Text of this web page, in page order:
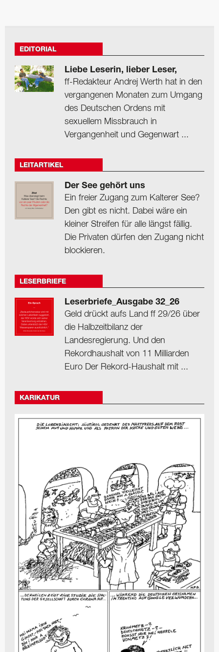
EDITORIAL
Liebe Leserin, lieber Leser,
ff-Redakteur Andrej Werth hat in den
vergangenen Monaten zum Umgang
des Deutschen Ordens mit
sexuellem Missbrauch in
Vergangenheit und Gegenwart ...
LEITARTIKEL
Der See gehört uns
Ein freier Zugang zum Kalterer See?
Den gibt es nicht. Dabei wäre ein
kleiner Streifen für alle längst fällig.
Die Privaten dürfen den Zugang nicht
blockieren.
LESERBRIEFE
Leserbriefe_Ausgabe 32_26
Geld drückt aufs Land ff 29/26 über
die Halbzeitbilanz der
Landesregierung. Und den
Rekordhaushalt von 11 Milliarden
Euro Der Rekord-Haushalt mit ...
KARIKATUR